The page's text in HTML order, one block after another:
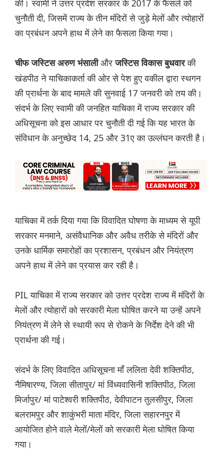
की। स्वामी ने उत्तर प्रदेश सरकार के 2017 के फैसले को
चुनौती दी, जिसमें राज्य के तीन मंदिरों से जुड़े मेलों और त्योहारों
का प्रबंधन अपने हाथ में लेने का फैसला किया गया।
चीफ जस्टिस अरुण भंसालीऔरजस्टिस विकास बुधवारकी
खंडपीठ ने याचिकाकर्ता की ओर से पेश हुए वकील द्वारा स्थगन
की प्रार्थना के बाद मामले की सुनवाई 17 जनवरी को तय की।
संदर्भ के लिए स्वामी की जनहित याचिका में राज्य सरकार की
अधिसूचना को इस आधार पर चुनौती दी गई कि यह भारत के
संविधान के अनुच्छेद 14, 25 और 31ए का उल्लंघन करती है।
याचिका में तर्क दिया गया कि विवादित घोषणा के माध्यम से यूपी
सरकार मनमाने, असंवैधानिक और अवैध तरीके से मंदिरों और
उनके धार्मिक समारोहों का प्रशासन, प्रबंधन और नियंत्रण
अपने हाथ में लेने का प्रयास कर रही है।
PIL याचिका में राज्य सरकार को उत्तर प्रदेश राज्य में मंदिरों के
मेलों और त्योहारों को सरकारी मेला घोषित करने या उन्हें अपने
नियंत्रण में लेने से स्थायी रूप से रोकने के निर्देश देने की भी
प्रार्थना की गई।
संदर्भ के लिए विवादित अधिसूचना माँ ललिता देवी शक्तिपीठ,
नैमिषारण्य, जिला सीतापुर/ मां विंध्यवासिनी शक्तिपीठ, जिला
मिर्जापुर/ मां पाटेश्वरी शक्तिपीठ, देवीपाटन तुलसीपुर, जिला
बलरामपुर और शाकुंभरी माता मंदिर, जिला सहारनपुर में
आयोजित होने वाले मेलों/मेलों को सरकारी मेला घोषित किया
गया।